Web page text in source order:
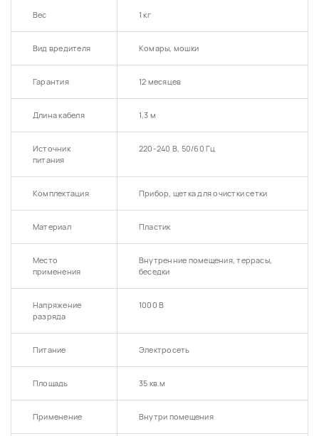
Вес 1 кг
Вид вредителя Комары, мошки
Гарантия 12 месяцев
Длина кабеля 1,3 м
Источник
питания
220-240 В, 50/60 Гц
Комплектация Прибор, щетка для очистки сетки
Материал Пластик
Место
применения
Внутренние помещения, террасы,
беседки
Напряжение
разряда
1000 В
Питание Электросеть
Площадь 35 кв.м
Применение Внутри помещения